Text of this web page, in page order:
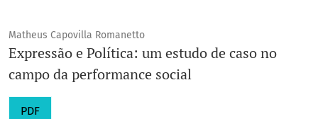
Matheus Capovilla Romanetto
Expressão e Política: um estudo de caso no
campo da performance social
PDF